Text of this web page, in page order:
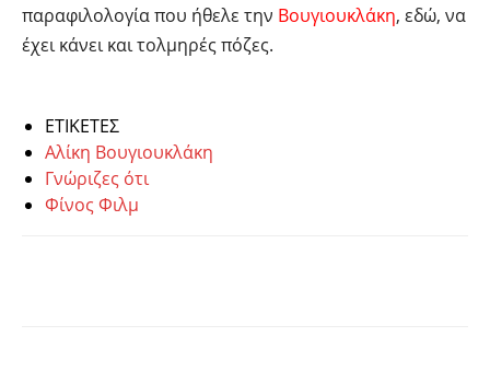
παραφιλολογία που ήθελε την Βουγιουκλάκη, εδώ, να
έχει κάνει και τολμηρές πόζες.
ΕΤΙΚΕΤΕΣ
Αλίκη Βουγιουκλάκη
Γνώριζες ότι
Φίνος Φιλμ